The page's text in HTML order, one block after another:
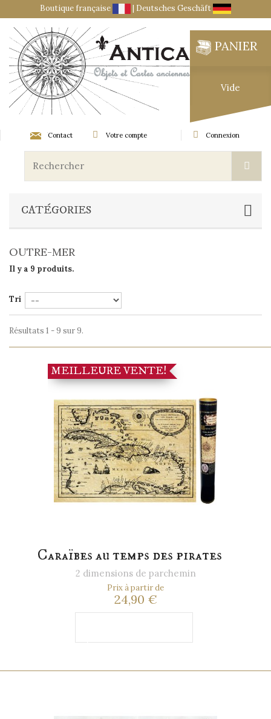
Boutique française | Deutsches Geschäft
PANIER
Vide
Connexion
Votre compte
Contact
CATÉGORIES
OUTRE-MER
Il y a 9 produits.
Tri
Résultats 1 - 9 sur 9.
MEILLEURE VENTE!
Caraïbes au temps des pirates
2 dimensions de parchemin
Prix à partir de
24,90 €